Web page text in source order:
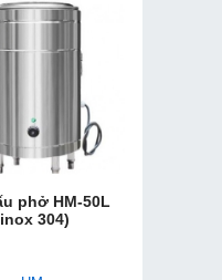
phở HM-50L
304)